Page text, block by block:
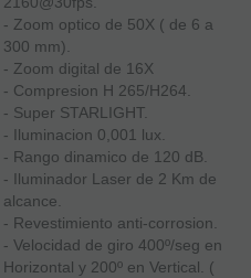
- Zoom optico de 50X ( de 6 a
300 mm).
- Zoom digital de 16X
- Compresion H 265/H264.
- Super STARLIGHT.
- Iluminacion 0,001 lux.
- Rango dinamico de 120 dB.
- Iluminador Laser de 2 Km de
alcance.
- Revestimiento anti-corrosion.
- Velocidad de giro 400º/seg en
Horizontal y 200º en Vertical. (